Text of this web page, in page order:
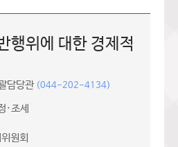
행위에 대한 경제적
담당관 (044-202-4134)
·조세
원회